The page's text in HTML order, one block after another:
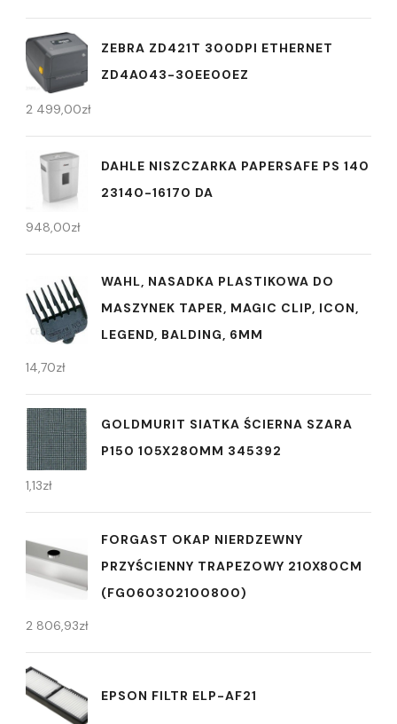
ZEBRA ZD421T 300DPI ETHERNET
ZD4A043-30EE00EZ
2 499,00zł
DAHLE NISZCZARKA PAPERSAFE PS 140
23140-16170 DA
948,00zł
WAHL, NASADKA PLASTIKOWA DO
MASZYNEK TAPER, MAGIC CLIP, ICON,
LEGEND, BALDING, 6MM
14,70zł
GOLDMURIT SIATKA ŚCIERNA SZARA
P150 105X280MM 345392
1,13zł
FORGAST OKAP NIERDZEWNY
PRZYŚCIENNY TRAPEZOWY 210X80CM
(FG060302100800)
2 806,93zł
EPSON FILTR ELP-AF21